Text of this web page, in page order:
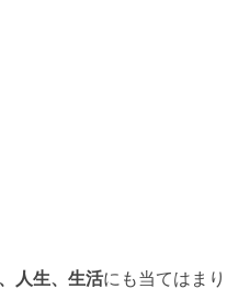
人生、生活にも当てはまり